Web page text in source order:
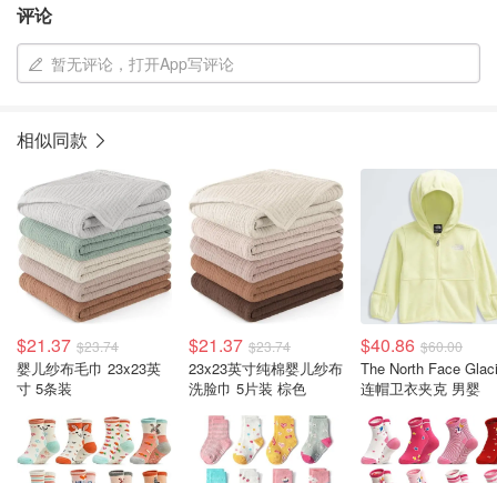
评论
暂无评论，打开App写评论
相似同款
$21.37 $23.74
婴儿纱布毛巾 23x23英
寸 5条装
$21.37 $23.74
23x23英寸纯棉婴儿纱布
洗脸巾 5片装 棕色
$40.86 $60.00
The North Face
连帽卫衣夹克 男婴